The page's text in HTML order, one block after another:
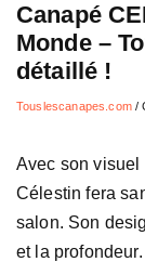
Canapé
Monde –
détaillé !
Touslescanapes.com/
Avec son visuel
Célestin fera
salon. Son
et la